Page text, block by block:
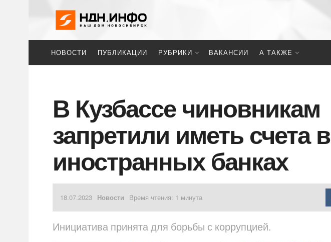
НОВОСТИ ПУБЛИКАЦИИ РУБРИКИ ВАКАНСИИ А ТАКЖЕ
В Кузбассе чиновникам
запретили иметь счета в
иностранных банках
18.07.2023 Новости Время чтения: 1 минута
Инициатива принята для борьбы с коррупцией.